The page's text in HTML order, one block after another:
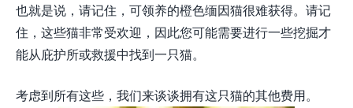
也就是说，请记住，可领养的橙色缅因猫很难获得。请记
住，这些猫非常受欢迎，因此您可能需要进行一些挖掘才
能从庇护所或救援中找到一只猫。
考虑到所有这些，我们来谈谈拥有这只猫的其他费用。